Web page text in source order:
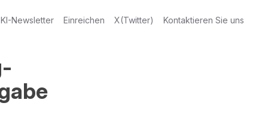
KI-Newsletter Einreichen X(Twitter) Kontaktieren Sie uns